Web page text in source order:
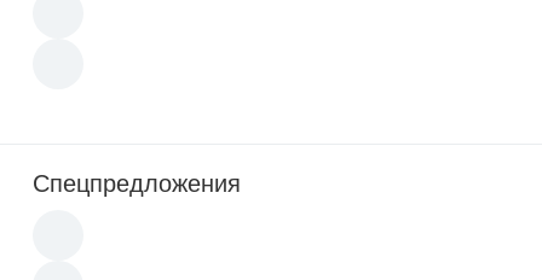
Спецпредложения